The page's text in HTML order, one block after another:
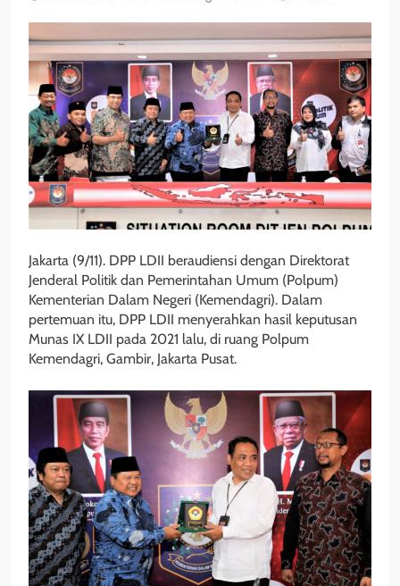
Jakarta (9/11). DPP LDII beraudiensi dengan Direktorat
Jenderal Politik dan Pemerintahan Umum (Polpum)
Kementerian Dalam Negeri (Kemendagri). Dalam
pertemuan itu, DPP LDII menyerahkan hasil keputusan
Munas IX LDII pada 2021 lalu, di ruang Polpum
Kemendagri, Gambir, Jakarta Pusat.